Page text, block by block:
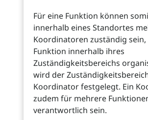
Für eine Funktion können
innerhalb eines Standortes
Koordinatoren zuständig sein,
Funktion innerhalb ihres
Zuständigkeitsbereichs
wird der
Koordinator festgelegt. Ein
zudem für mehrere
verantwortlich sein.